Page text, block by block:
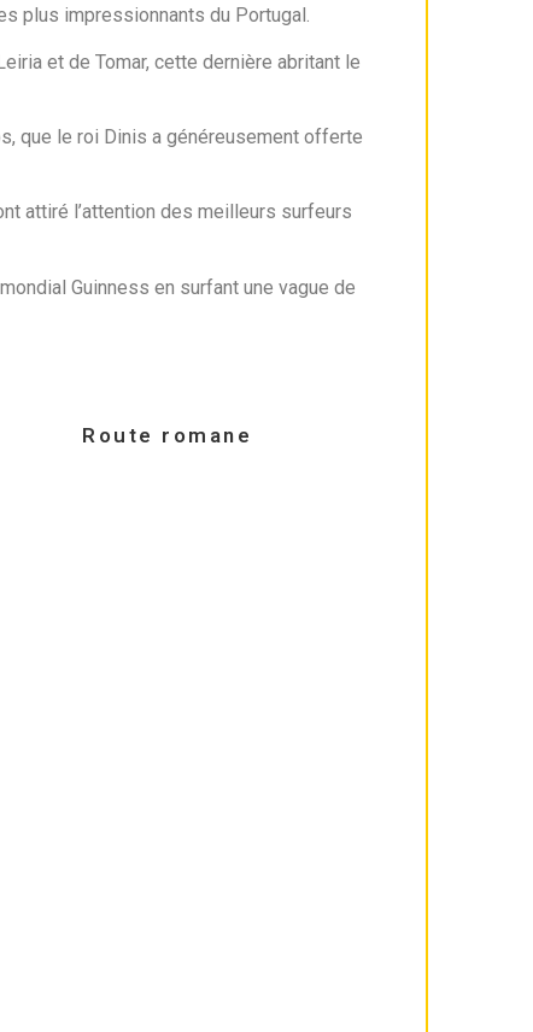
plus impressionnants du Portugal.
et de Tomar, cette dernière abritant le
que le roi Dinis a généreusement offerte
attiré l’attention des meilleurs surfeurs
Guinness en surfant une vague de
Route romane